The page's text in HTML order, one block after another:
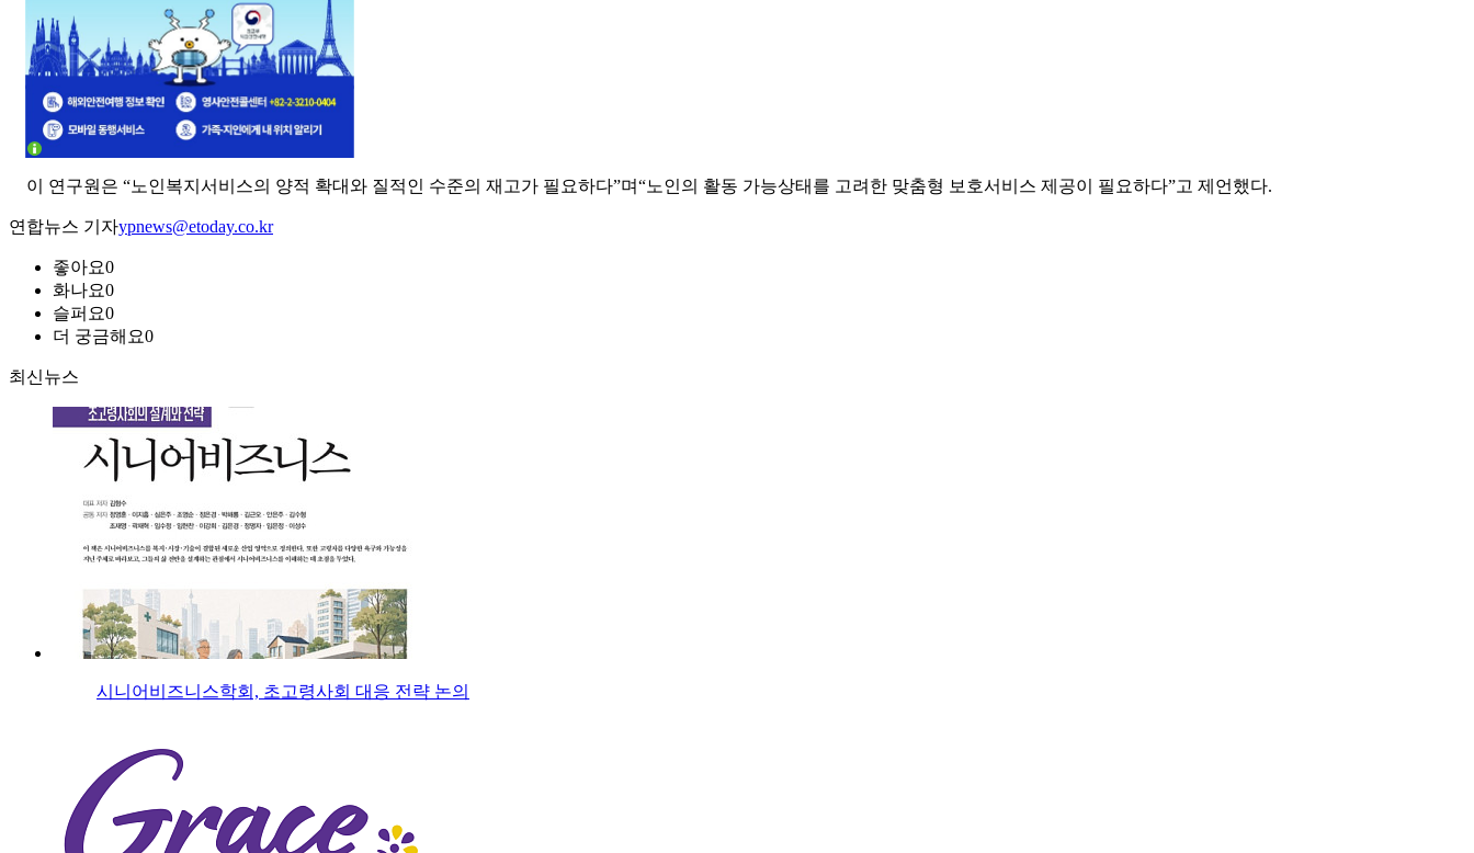
이 연구원은 “노인복지서비스의 양적 확대와 질적인 수준의 재고가 필요하다”며“노인의 활동 가능상태를 고려한 맞춤형 보호서비스 제공이 필요하다”고 제언했다.
연합뉴스 기자ypnews@etoday.co.kr
좋아요0
화나요0
슬퍼요0
더 궁금해요0
최신뉴스
시니어비즈니스학회, 초고령사회 대응 전략 논의